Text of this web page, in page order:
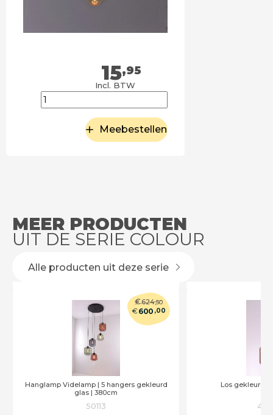
15,95
Incl. BTW
Meebestellen
MEER PRODUCTEN
UIT DE SERIE COLOUR
Alle producten uit deze serie
Hanglamp Videlamp | 5 hangers gekleurd
glas | 380cm
€624,50
€600 ,00
50113
Los gekleurd